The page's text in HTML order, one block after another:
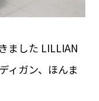
ました LILLIAN
ィガン、ほんま